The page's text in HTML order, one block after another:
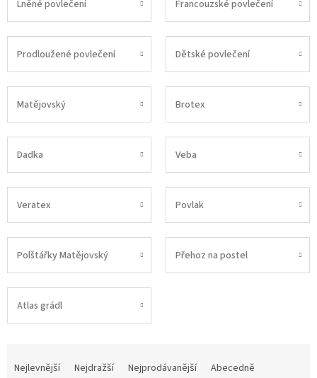
Lněné povlečení Francouzské povlečení
Prodloužené povlečení Dětské povlečení
Matějovský Brotex
Dadka Veba
Veratex Povlak
Polštářky Matějovský Přehoz na postel
Atlas grádl
Nejlevnější Nejdražší Nejprodávanější Abecedně